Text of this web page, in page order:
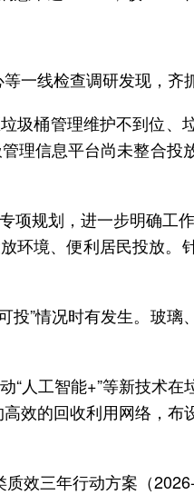
线检查调研发现，齐
圾桶管理维护不到位、
理信息平台尚未整合投
项规划，进一步明确工
境、便利居民投放。
”情况时有发生。玻璃
人工智能+”等新技术
效的回收利用网络，布
效三年行动方案（